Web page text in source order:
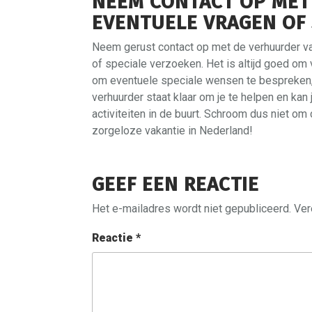
EVENTUELE VRAGEN
Neem gerust contact op met de verhuurder
of speciale verzoeken. Het is altijd goed
om eventuele speciale wensen te
verhuurder staat klaar om je te helpen en
activiteiten in de buurt. Schroom dus niet
zorgeloze vakantie in Nederland!
GEEF EEN REACTIE
Het e-mailadres wordt niet gepubliceerd.
Reactie *